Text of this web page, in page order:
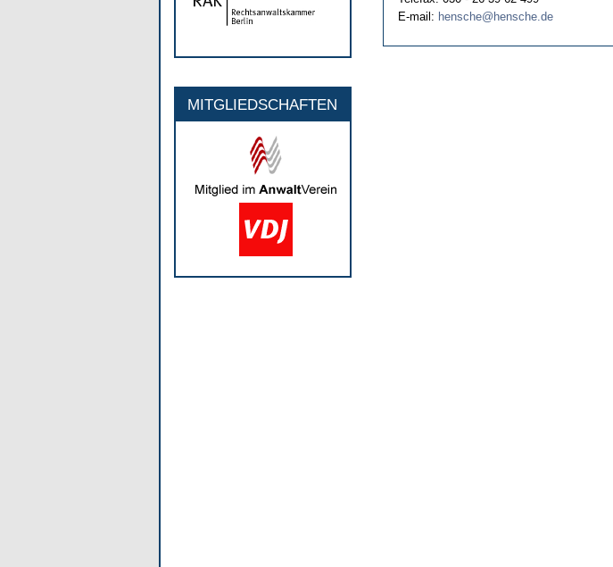
MITGLIEDSCHAFTEN
E-mail: hensche@hensche.de